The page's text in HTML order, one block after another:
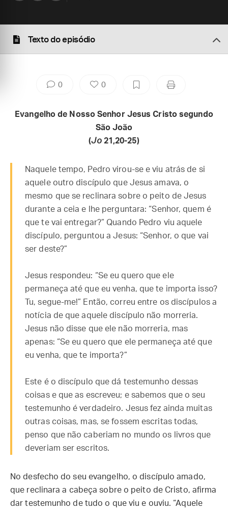
Texto do episódio
0 0
Evangelho de Nosso Senhor Jesus Cristo segundo
São João
(Jo21,20-25)
Naquele tempo, Pedro virou-se e viu atrás de si
aquele outro discípulo que Jesus amava, o
mesmo que se reclinara sobre o peito de Jesus
durante a ceia e lhe perguntara: “Senhor, quem é
que te vai entregar?” Quando Pedro viu aquele
discípulo, perguntou a Jesus: “Senhor, o que vai
ser deste?”
Jesus respondeu: “Se eu quero que ele
permaneça até que eu venha, que te importa isso?
Tu, segue-me!” Então, correu entre os discípulos a
notícia de que aquele discípulo não morreria.
Jesus não disse que ele não morreria, mas
apenas: “Se eu quero que ele permaneça até que
eu venha, que te importa?”
Este é o discípulo que dá testemunho dessas
coisas e que as escreveu; e sabemos que o seu
testemunho é verdadeiro. Jesus fez ainda muitas
outras coisas, mas, se fossem escritas todas,
penso que não caberiam no mundo os livros que
deveriam ser escritos.
No desfecho do seu evangelho, o discípulo amado,
que reclinara a cabeça sobre o peito de Cristo, afirma
dar testemunho de tudo o que viu e ouviu. “Aquele